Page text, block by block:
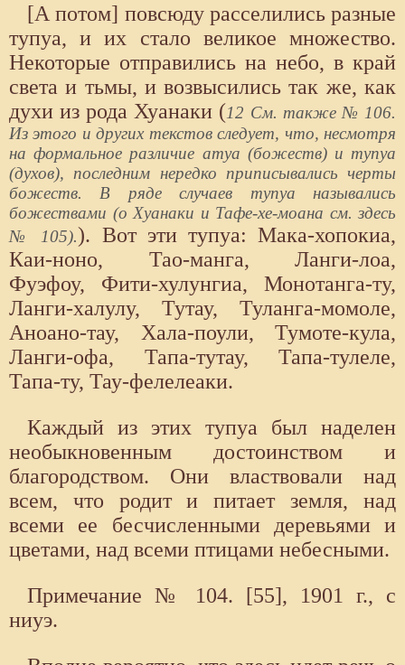
[А потом] повсюду расселились разные
тупуа, и их стало великое множество.
Некоторые отправились на небо, в край
света и тьмы, и возвысились так же, как
духи из рода Хуанаки (12 См. также № 106.
Из этого и других текстов следует, что, несмотря
на формальное различие атуа (божеств) и тупуа
(духов), последним нередко приписывались черты
божеств. В ряде случаев тупуа назывались
божествами (о Хуанаки и Тафе-хе-моана см. здесь
№ 105).). Вот эти тупуа: Мака-хопокиа,
Каи-ноно, Тао-манга, Ланги-лоа,
Фуэфоу, Фити-хулунгиа, Монотанга-ту,
Ланги-халулу, Тутау, Туланга-момоле,
Аноано-тау, Хала-поули, Тумоте-кула,
Ланги-офа, Тапа-тутау, Тапа-тулеле,
Тапа-ту, Тау-фелелеаки.
Каждый из этих тупуа был наделен
необыкновенным достоинством и
благородством. Они властвовали над
всем, что родит и питает земля, над
всеми ее бесчисленными деревьями и
цветами, над всеми птицами небесными.
Примечание № 104. [55], 1901 г., с
ниуэ.